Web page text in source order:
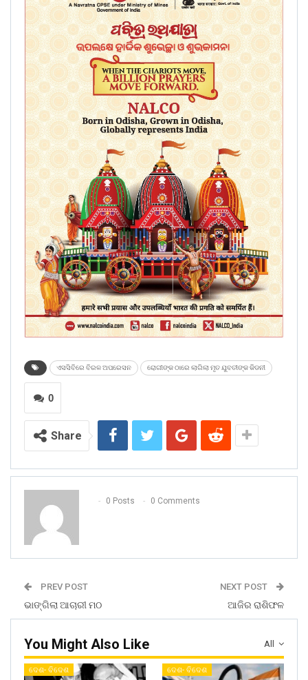
ଏସସିବିରେ ବିରଳ ଅପରେସନ ରୋଗୀଙ୍କ ଠାରେ ଲାଗିଲା ମୃତ ଯୁବତୀଙ୍କ କିଡନୀ
0
Share
0 Posts 0 Comments
PREV POST
ଭାଙ୍ଗିଲା ଆଚାରୀ ମଠ
NEXT POST
ଆଜିର ରାଶିଫଳ
All
You Might Also Like
ଦେଶ- ବିଦେଶ ଦେଶ- ବିଦେଶ